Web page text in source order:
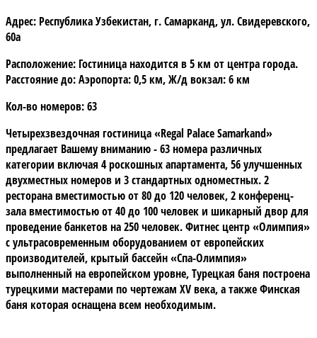
Адрес: Республика Узбекистан, г. Самарканд, ул. Свидеревского,
60а
Расположение: Гостиница находится в 5 км от центра города.
Расстояние до: Аэропорта: 0,5 км, Ж/д вокзал: 6 км
Кол-во номеров:63
Четырехзвездочная гостиница «Regal Palace Samarkand»
предлагает Вашему вниманию - 63 номера различных
категории включая 4 роскошных апартамента, 56 улучшенных
двухместных номеров и 3 стандартных одноместных. 2
ресторана вместимостью от 80 до 120 человек, 2 конференц-
зала вместимостью от 40 до 100 человек и шикарный двор для
проведение банкетов на 250 человек. Фитнеc центр «Олимпия»
с ультрасовременным оборудованием от европейских
производителей, крытый бассейн «Спа-Олимпия»
выполненный на европейском уровне, Турецкая баня построена
турецкими мастерами по чертежам XV века, а также Финская
баня которая оснащена всем необходимым.